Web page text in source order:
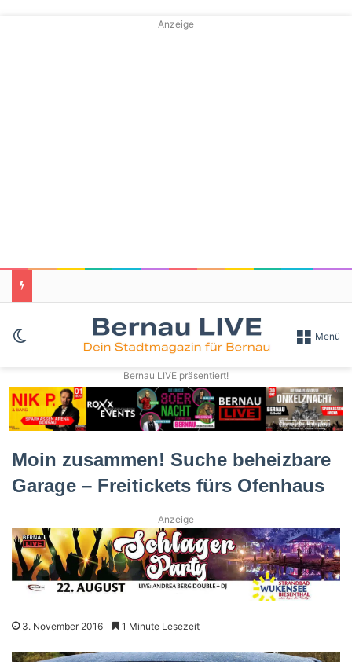
Anzeige
Skin umschalten Menü
Bernau LIVE präsentiert!
Moin zusammen! Suche beheizbare
Garage – Freitickets fürs Ofenhaus
Anzeige
3. November 2016 1 Minute Lesezeit